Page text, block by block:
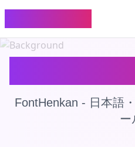
FontHenkan - 日本語
ー